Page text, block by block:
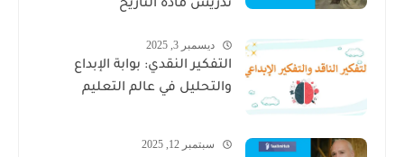
تدريس مادة التاريخ
ديسمبر 3, 2025
التفكير النقدي: بوابة الإبداع
والتحليل في عالم التعليم
سبتمبر 12, 2025